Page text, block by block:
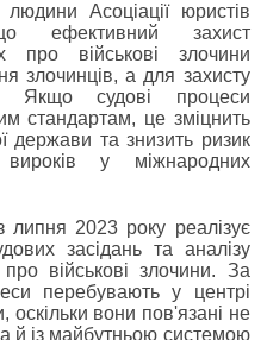
Асоціації юристів
ефективний захист
про військові злочини
злочинців, а для захисту
Якщо судові процеси
стандартам, це зміцнить
держави та знизить ризик
у міжнародних
липня 2023 року реалізує
засідань та аналізу
військові злочини. За
перебувають у центрі
оскільки вони пов'язані не
й із майбутньою системою